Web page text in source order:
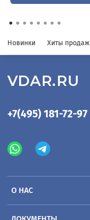
Новинки Хиты продаж
О НАС
+7(495) 181-72-97
VDAR.RU